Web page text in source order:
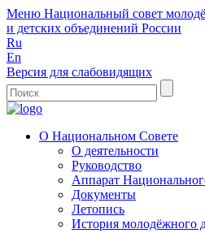
Меню Национальный совет
и детских объединений России
Ru
En
Версия для слабовидящих
О Национальном Совете
О деятельности
Руководство
Аппарат
Документы
Летопись
История молодёжного